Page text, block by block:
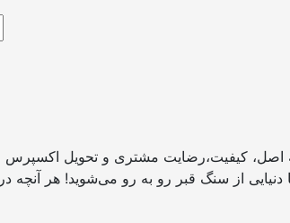
اصل، کیفیت،رضایت مشتری و تحویل
از سنگ قبر رو به رو می‌شوید! هر